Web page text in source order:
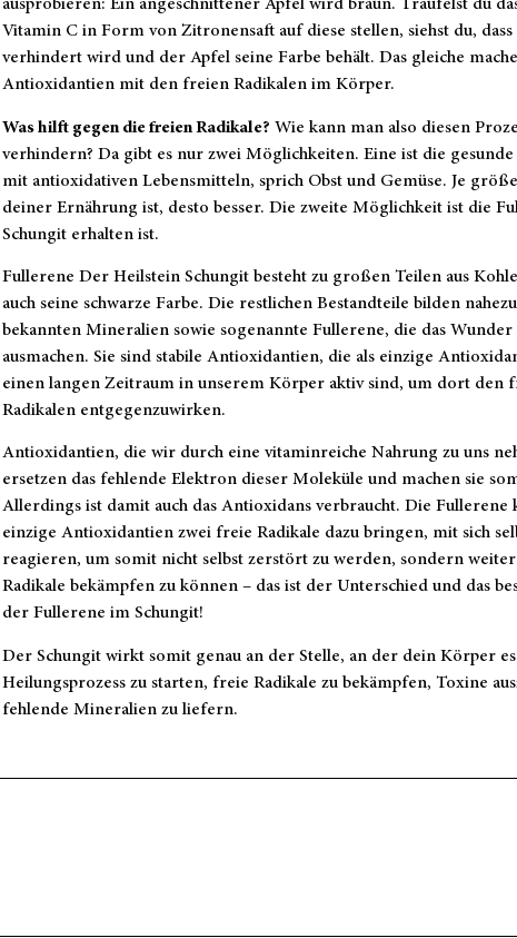
ausprobieren: Ein angeschnittener Apfel wird braun. Träufelst du
Vitamin C in Form von Zitronensaft auf diese stellen, siehst du,
verhindert wird und der Apfel seine Farbe behält. Das gleiche
Antioxidantien mit den freien Radikalen im Körper.
Was hilft gegen die freien Radikale? Wie kann man also diesen
verhindern? Da gibt es nur zwei Möglichkeiten. Eine ist die
mit antioxidativen Lebensmitteln, sprich Obst und Gemüse. Je
deiner Ernährung ist, desto besser. Die zweite Möglichkeit ist die
Schungit erhalten ist.
Fullerene Der Heilstein Schungit besteht zu großen Teilen aus
auch seine schwarze Farbe. Die restlichen Bestandteile bilden
bekannten Mineralien sowie sogenannte Fullerene, die das Wunder
ausmachen. Sie sind stabile Antioxidantien, die als einzige
einen langen Zeitraum in unserem Körper aktiv sind, um dort den
Radikalen entgegenzuwirken.
Antioxidantien, die wir durch eine vitaminreiche Nahrung zu uns
ersetzen das fehlende Elektron dieser Moleküle und machen sie
Allerdings ist damit auch das Antioxidans verbraucht. Die Fullerene
einzige Antioxidantien zwei freie Radikale dazu bringen, mit sich
reagieren, um somit nicht selbst zerstört zu werden, sondern
Radikale bekämpfen zu können – das ist der Unterschied und das
der Fullerene im Schungit!
Der Schungit wirkt somit genau an der Stelle, an der dein Körper
Heilungsprozess zu starten, freie Radikale zu bekämpfen, Toxine
fehlende Mineralien zu liefern.